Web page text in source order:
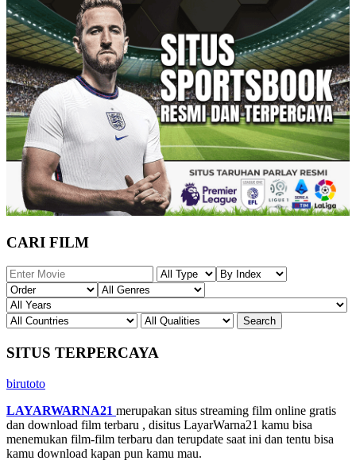
CARI FILM
SITUS TERPERCAYA
birutoto
LAYARWARNA21 merupakan situs streaming film online gratis
dan download film terbaru , disitus LayarWarna21 kamu bisa
menemukan film-film terbaru dan terupdate saat ini dan tentu bisa
kamu download kapan pun kamu mau.